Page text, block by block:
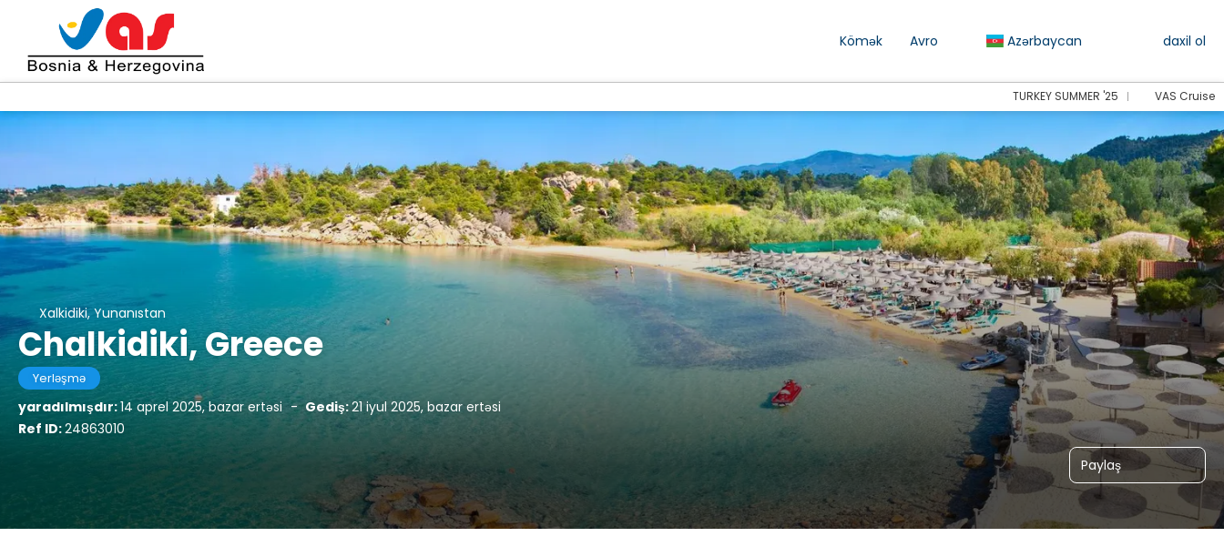
Kömək Avro Azərbaycan daxil ol
TURKEY SUMMER '25 VAS Cruise
Xalkidiki, Yunanıstan
Chalkidiki, Greece
Yerləşmə
yaradılmışdır:14 aprel 2025, bazar ertəsi - Gediş:21 iyul 2025, bazar ertəsi
Ref ID:24863010
Paylaş